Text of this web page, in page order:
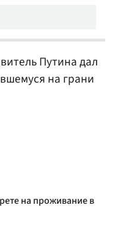
Путина дал
на грани
на проживание в